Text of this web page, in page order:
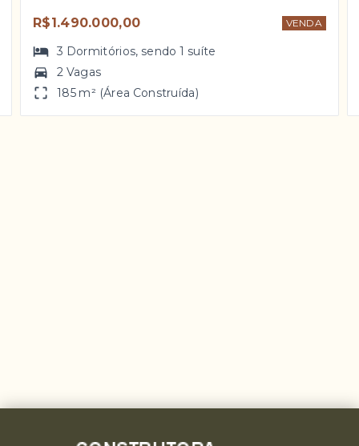
R$1.490.000,00 VENDA
3 Dormitórios, sendo1 suíte
2 Vagas
185 m² (Área Construída)